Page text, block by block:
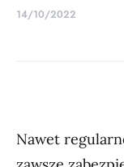
14/10/2022
Nawet